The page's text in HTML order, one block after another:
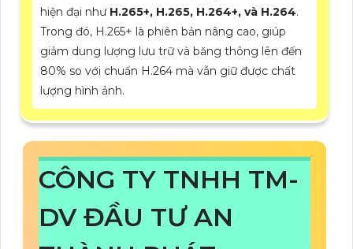
hiện đại nhưH.265+, H.265, H.264+, và H.264.
Trong đó, H.265+ là phiên bản nâng cao, giúp
giảm dung lượng lưu trữ và băng thông lên đến
80% so với chuẩn H.264 mà vẫn giữ được chất
lượng hình ảnh.
CÔNG TY TNHH TM-
DV ĐẦU TƯ AN